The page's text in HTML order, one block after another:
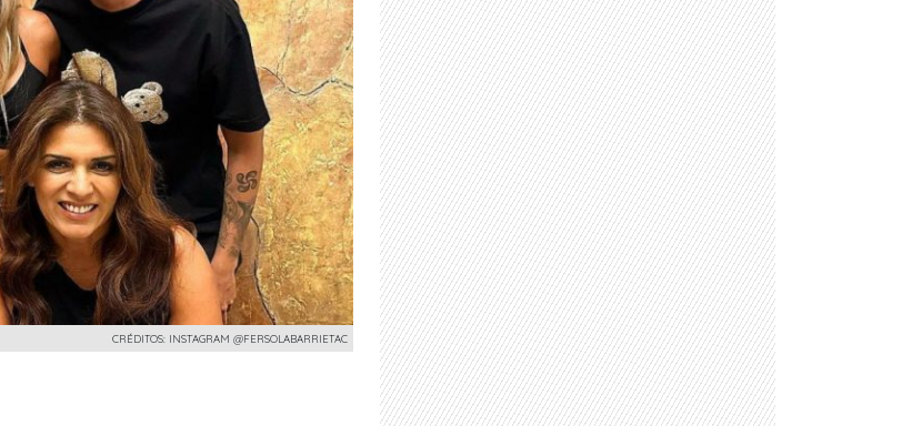
CRÉDITOS: INSTAGRAM @FERSOLABARRIETAC